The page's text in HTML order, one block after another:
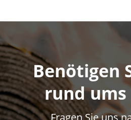
Benötigen
rund ums
Fragen Sie uns